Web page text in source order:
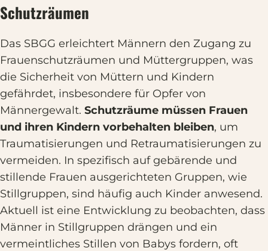
Schutzräumen
Das SBGG erleichtert Männern den Zugang zu
Frauenschutzräumen und Müttergruppen, was
die Sicherheit von Müttern und Kindern
gefährdet, insbesondere für Opfer von
Männergewalt. Schutzräume müssen Frauen
und ihren Kindern vorbehalten bleiben, um
Traumatisierungen und Retraumatisierungen zu
vermeiden. In spezifisch auf gebärende und
stillende Frauen ausgerichteten Gruppen, wie
Stillgruppen, sind häufig auch Kinder anwesend.
Aktuell ist eine Entwicklung zu beobachten, dass
Männer in Stillgruppen drängen und ein
vermeintliches Stillen von Babys fordern, oft